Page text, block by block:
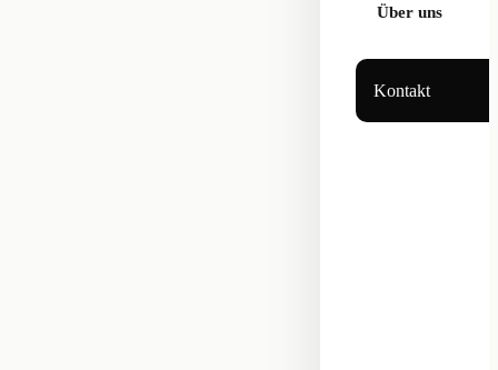
Über uns
Kontakt